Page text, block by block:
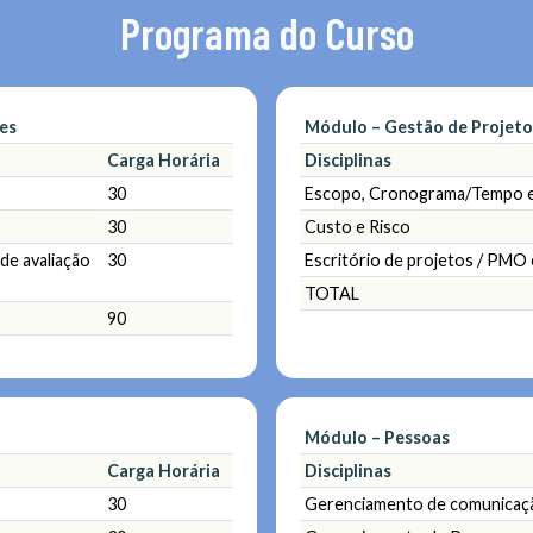
Programa do Curso
Carga Horária
30
30
avaliação
30
90
Módulo – Gestão de
Disciplinas
Escopo, Cronograma/Tempo
Custo e Risco
Escritório de projetos / PMO
TOTAL
Carga Horária
30
Módulo – Pessoas
Disciplinas
Gerenciamento de